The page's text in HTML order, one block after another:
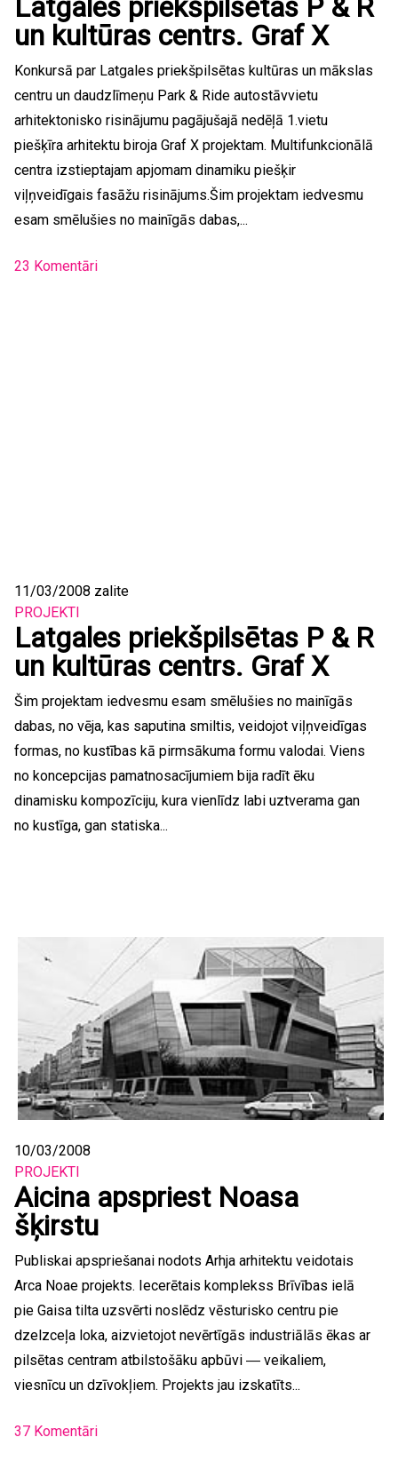
Latgales priekšpilsētas P & R
un kultūras centrs. Graf X
Konkursā par Latgales priekšpilsētas kultūras un mākslas
centru un daudzlīmeņu Park & Ride autostāvvietu
arhitektonisko risinājumu pagājušajā nedēļā 1.vietu
piešķīra arhitektu biroja Graf X projektam. Multifunkcionālā
centra izstieptajam apjomam dinamiku piešķir
viļņveidīgais fasāžu risinājums.Šim projektam iedvesmu
esam smēlušies no mainīgās dabas,...
23 Komentāri
11/03/2008 zalite
PROJEKTI
Latgales priekšpilsētas P & R
un kultūras centrs. Graf X
Šim projektam iedvesmu esam smēlušies no mainīgās
dabas, no vēja, kas saputina smiltis, veidojot viļņveidīgas
formas, no kustības kā pirmsākuma formu valodai. Viens
no koncepcijas pamatnosacījumiem bija radīt ēku
dinamisku kompozīciju, kura vienlīdz labi uztverama gan
no kustīga, gan statiska...
10/03/2008
PROJEKTI
Aicina apspriest Noasa
šķirstu
Publiskai apspriešanai nodots Arhja arhitektu veidotais
Arca Noae projekts. Iecerētais komplekss Brīvības ielā
pie Gaisa tilta uzsvērti noslēdz vēsturisko centru pie
dzelzceļa loka, aizvietojot nevērtīgās industriālās ēkas ar
pilsētas centram atbilstošāku apbūvi ― veikaliem,
viesnīcu un dzīvokļiem. Projekts jau izskatīts...
37 Komentāri